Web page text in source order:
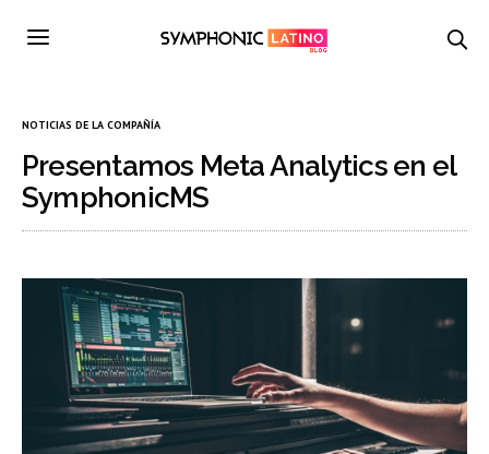
NOTICIAS DE LA COMPAÑÍA
Presentamos Meta Analytics en el
SymphonicMS